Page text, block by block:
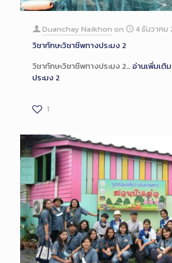
Duanchay Naikhon on
4 ธันวาคม
วิชาทักษะวิชาชีพทางประมง 2
วิชาทักษะวิชาชีพทางประมง 2… อ่านเพิ่มเติม
ประมง 2
1